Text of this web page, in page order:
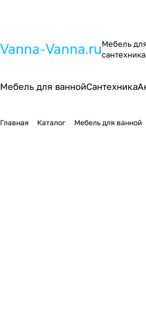
Мебель
сантехника
Мебель для ваннойСантехника
Главная Каталог Мебель для ванной